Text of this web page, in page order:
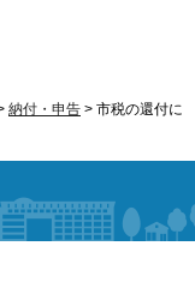
納付・申告 > 市税の還付に